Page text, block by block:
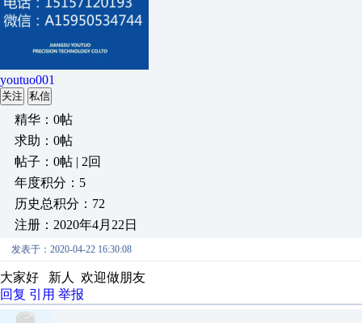
youtuo001
关注 私信
精华：0帖
求助：0帖
帖子：0帖 | 2回
年度积分：5
历史总积分：72
注册：2020年4月22日
发表于：2020-04-22 16:30:08
大家好 新人 欢迎做朋友
回复 引用 举报